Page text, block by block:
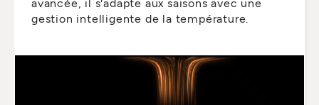
gestion intelligente de la température.